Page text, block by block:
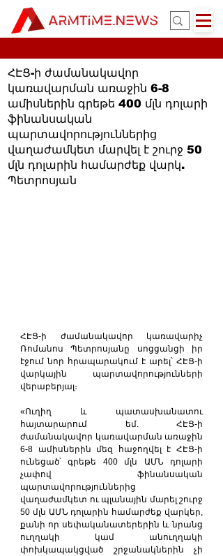
ՀԷՑ-ի ժամանակավոր
կառավարման առաջին 6-8
ամիսներին գրեթե 400 մլն դոլարի
ֆինանսական
պարտավորություններից
վաղաժամկետ մարվել է շուրջ 50
մլն դոլարին համարժեք վարկ.
Պետրոսյան
ՀԷՑ-ի ժամանակավոր կառավարիչ
Ռոմանոս Պետրոսյանը սոցցանցի իր
էջում նոր հրապարակում է արել՝ ՀԷՑ-ի
վարկային պարտավորությունների
վերաբերյալ։
«Ուղիղ և պատասխանատու
հայտարարում եմ. ՀԷՑ-ի
ժամանակավոր կառավարման առաջին
6-8 ամիսներին մեզ հաջողվել է ՀԷՑ-ի
ունեցած՝ գրեթե 400 մլն ԱՄՆ դոլարի
չափով ֆինանսական
պարտավորություններից
վաղաժամկետ ու պլանային մարել շուրջ
50 մլն ԱՄՆ դոլարին համարժեք վարկեր,
քանի որ սեփականատերերին և նրանց
ուղղակի կամ անուղղակի
փոխկապակցված շրջանակներին չի